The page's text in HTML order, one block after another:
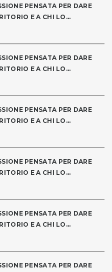
PENSATA PER DARE
E A CHI LO...
PENSATA PER DARE
E A CHI LO...
PENSATA PER DARE
E A CHI LO...
PENSATA PER DARE
E A CHI LO...
PENSATA PER DARE
E A CHI LO...
PENSATA PER DARE